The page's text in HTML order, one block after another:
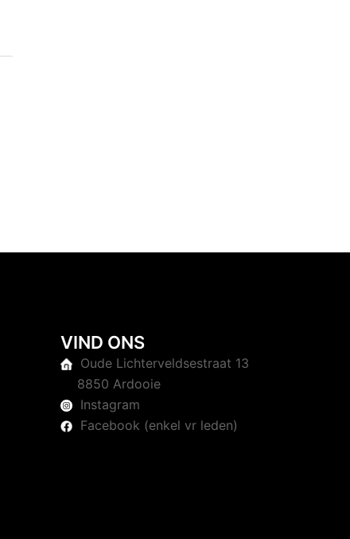
VIND ONS
Oude Lichterveldsestraat 13
8850 Ardooie
Instagram
Facebook (enkel vr leden)